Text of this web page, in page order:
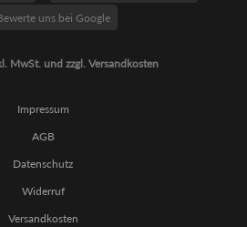
uns bei Google
MwSt. und zzgl. Versandkosten
Impressum
AGB
Datenschutz
Widerruf
Versandkosten